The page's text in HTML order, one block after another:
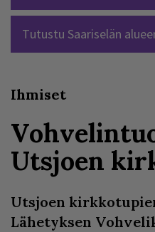
Tutustu Saariselän
Ihmiset
Utsjoen
Utsjoen
Lähetyksen